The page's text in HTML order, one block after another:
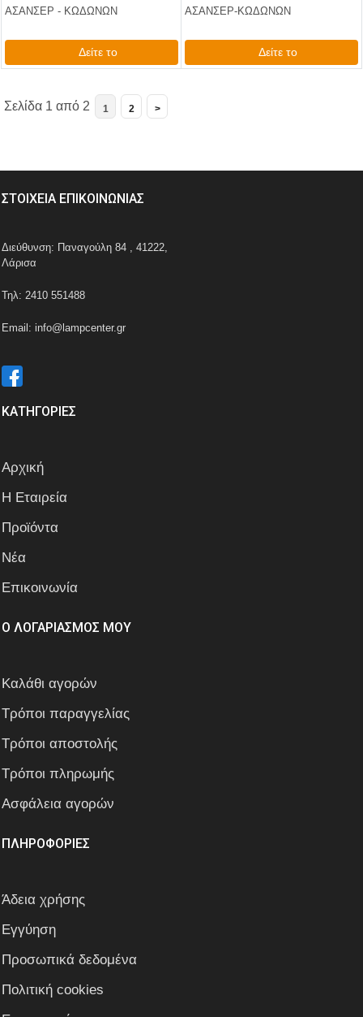
ΑΣΑΝΣΕΡ - ΚΩΔΩΝΩΝ
Δείτε το
ΑΣΑΝΣΕΡ-ΚΩΔΩΝΩΝ
Δείτε το
Σελίδα 1 από 2
1 2 >
ΣΤΟΙΧΕΙΑ ΕΠΙΚΟΙΝΩΝΙΑΣ
Διεύθυνση: Παναγούλη 84 , 41222,
Λάρισα
Τηλ: 2410 551488
Email: info@lampcenter.gr
ΚΑΤΗΓΟΡΙΕΣ
Αρχική
Η Εταιρεία
Προϊόντα
Νέα
Επικοινωνία
Ο ΛΟΓΑΡΙΑΣΜΟΣ ΜΟΥ
Καλάθι αγορών
Τρόποι παραγγελίας
Τρόποι αποστολής
Τρόποι πληρωμής
Ασφάλεια αγορών
ΠΛΗΡΟΦΟΡΙΕΣ
Άδεια χρήσης
Εγγύηση
Προσωπικά δεδομένα
Πολιτική cookies